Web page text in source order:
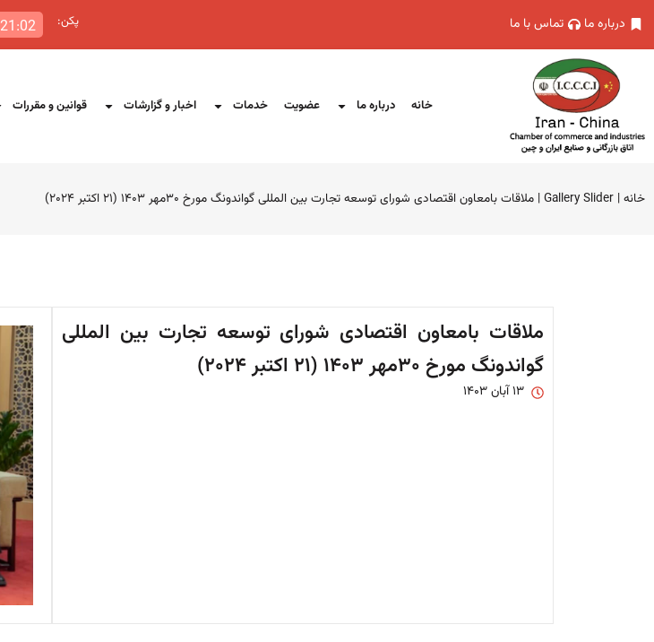
درباره ما تماس با ما پکن: 21:02
خانه درباره ما عضویت خدمات اخبار و گزارشات قوانین و مقررات
خانه|
Gallery Slider
| ملاقات بامعاون اقتصادی شورای توسعه تجارت بین المللی گواندونگ مورخ ۳۰مهر ۱۴۰۳ (۲۱ اکتبر ۲۰۲۴)
ملاقات بامعاون اقتصادی شورای توسعه تجارت بین المللی
گواندونگ مورخ ۳۰مهر ۱۴۰۳ (۲۱ اکتبر ۲۰۲۴)
۱۳ آبان ۱۴۰۳